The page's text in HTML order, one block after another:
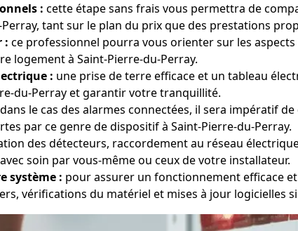
: cette étape sans frais vous permettra de
tant sur le plan du prix que des prestations
: ce professionnel pourra vous orienter sur les
logement à Saint-Pierre-du-Perray.
: une prise de terre efficace et un tableau
du-Perray et garantir votre tranquillité.
dans le cas des alarmes connectées, il sera impératif
par ce genre de dispositif à Saint-Pierre-du-Perray.
des détecteurs, raccordement au réseau
soin par vous-même ou ceux de votre installateur.
système : pour assurer un fonctionnement efficace
vérifications du matériel et mises à jour logicielles